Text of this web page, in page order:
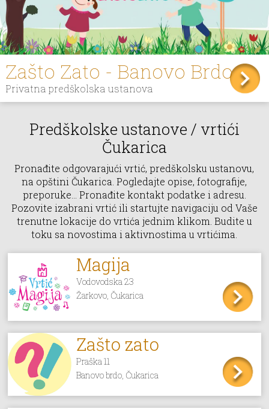
Zašto Zato - Banovo Brdo
Privatna predškolska ustanova
Predškolske ustanove / vrtići
Čukarica
Pronađite odgovarajući vrtić, predškolsku ustanovu,
na opštini Čukarica. Pogledajte opise, fotografije,
preporuke... Pronađite kontakt podatke i adresu.
Pozovite izabrani vrtić ili startujte navigaciju od Vaše
trenutne lokacije do vrtića jednim klikom. Budite u
toku sa novostima i aktivnostima u vrtićima.
Magija
Vodovodska 23
Žarkovo, Čukarica
Zašto zato
Praška 11
Banovo brdo, Čukarica